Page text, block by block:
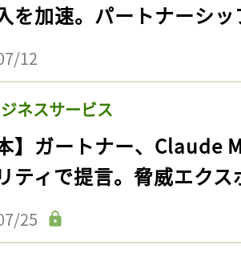
を加速。パートナーシ
12
ネスサービス
本】ガートナー、Claude
ティで提言。脅威エク
25